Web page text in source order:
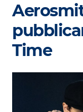
Repliche
Podcast
3xTe
Time